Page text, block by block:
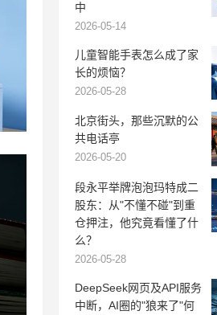
中
2026-05-14
儿童智能手表怎么成了家
长的烦恼？
2026-05-28
北京街头，那些沉默的公
共电话亭
2026-05-20
段永平举牌泡泡玛特成二
股东：从"不懂不碰"到重
仓押注，他究竟看懂了什
么？
2026-05-28
DeepSeek网页及API服务
中断，AI圈的"狼来了"何